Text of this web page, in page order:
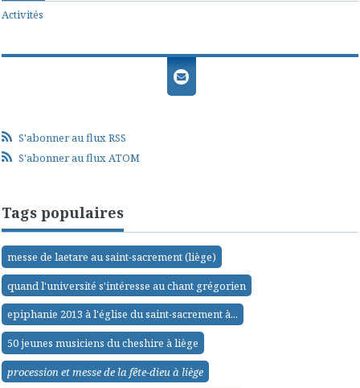
Activités
S'abonner au flux RSS
S'abonner au flux ATOM
Tags populaires
messe de laetare au saint-sacrement (liège)
quand l'université s'intéresse au chant grégorien
epiphanie 2013 à l'église du saint-sacrement à...
50 jeunes musiciens du cheshire à liège
procession et messe de la fête-dieu à liège